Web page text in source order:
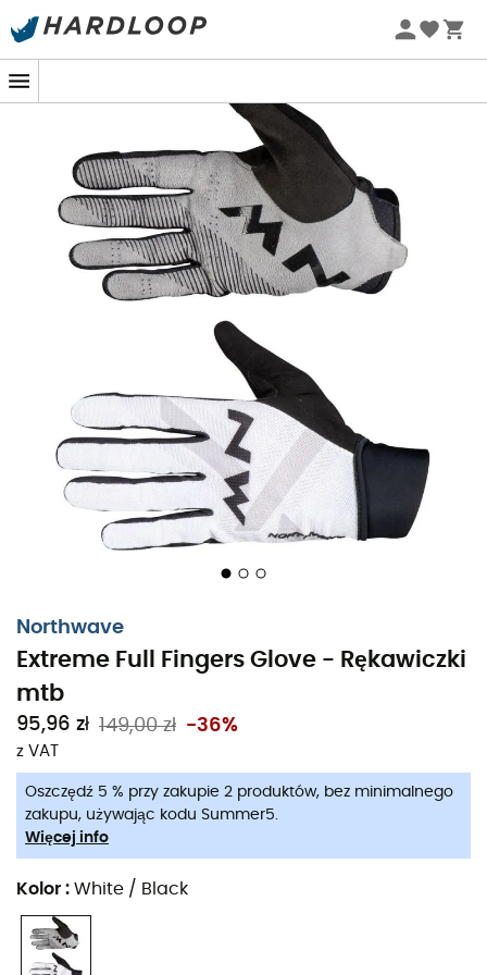
Letnie promocje 🔥 -5% DODATKOWO przy zakupie 2
Northwave
Extreme Full Fingers Glove - Rękawiczki
mtb
95,96 zł 149,00 zł -36%
z VAT
Oszczędź 5 % przy zakupie 2 produktów, bez minimalnego
zakupu, używając kodu Summer5.
Więcej info
Kolor : White / Black